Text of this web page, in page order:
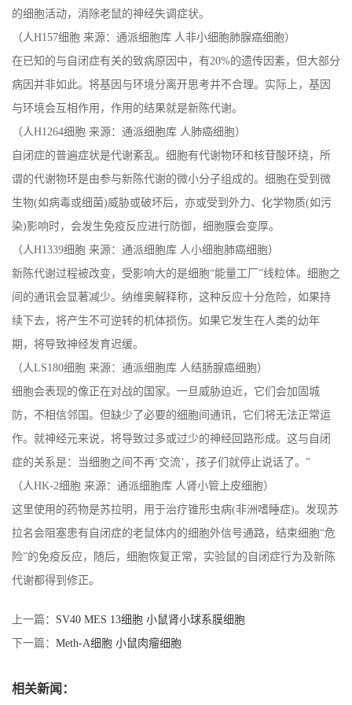
的细胞活动，消除老鼠的神经失调症状。
（人H157细胞 来源：通派细胞库 人非小细胞肺腺癌细胞）
在已知的与自闭症有关的致病原因中，有20%的遗传因素，但大部分
病因并非如此。将基因与环境分离开思考并不合理。实际上，基因
与环境会互相作用，作用的结果就是新陈代谢。
（人H1264细胞 来源：通派细胞库 人肺癌细胞）
自闭症的普遍症状是代谢紊乱。细胞有代谢物环和核苷酸环绕，所
谓的代谢物环是由参与新陈代谢的微小分子组成的。细胞在受到微
生物(如病毒或细菌)威胁或破坏后，亦或受到外力、化学物质(如污
染)影响时，会发生免疫反应进行防御，细胞膜会变厚。
（人H1339细胞 来源：通派细胞库 人小细胞肺癌细胞）
新陈代谢过程被改变，受影响大的是细胞“能量工厂”线粒体。细胞之
间的通讯会显著减少。纳维奥解释称，这种反应十分危险，如果持
续下去，将产生不可逆转的机体损伤。如果它发生在人类的幼年
期，将导致神经发育迟缓。
（人LS180细胞 来源：通派细胞库 人结肠腺癌细胞）
细胞会表现的像正在对战的国家。一旦威胁迫近，它们会加固城
防，不相信邻国。但缺少了必要的细胞间通讯，它们将无法正常运
作。就神经元来说，将导致过多或过少的神经回路形成。这与自闭
症的关系是：当细胞之间不再‘交流’，孩子们就停止说话了。”
（人HK-2细胞 来源：通派细胞库 人肾小管上皮细胞）
这里使用的药物是苏拉明，用于治疗锥形虫病(非洲嗜睡症)。发现苏
拉名会阻塞患有自闭症的老鼠体内的细胞外信号通路，结束细胞“危
险”的免疫反应，随后，细胞恢复正常，实验鼠的自闭症行为及新陈
代谢都得到修正。
上一篇： SV40 MES 13细胞 小鼠肾小球系膜细胞
下一篇： Meth-A细胞 小鼠肉瘤细胞
相关新闻：